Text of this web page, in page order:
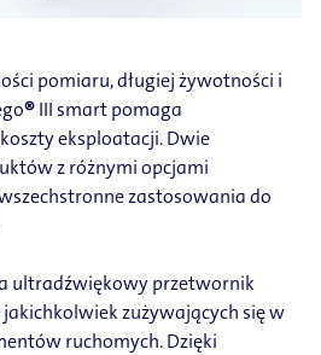
pomiaru, długiej żywotności i
®III smart pomaga
eksploatacji. Dwie
z różnymi opcjami
zastosowania do
ultradźwiękowy przetwornik
zużywających się w
ruchomych. Dzięki